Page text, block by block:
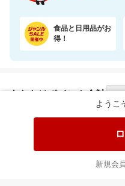
ようこ
新規会
食品と日用品がお
得！
あなたはポイント 合計